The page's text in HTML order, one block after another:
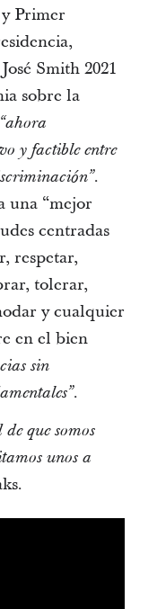
Primer
Smith 2021
sobre la
“ahora
y factible entre
una “mejor
centradas
respetar,
tolerar,
y cualquier
en el bien
sin
que somos
unos a